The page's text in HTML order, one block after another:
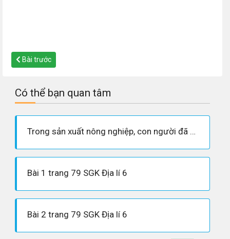
Bài trước
Có thể bạn quan tâm
Trong sản xuất nông nghiệp, con người đã có nhiều biện pháp làm tăng độ phì của đất (làm cho đất tốt). Hãy trình bày một số giải pháp làm tăng độ phì mà em biết.
Bài 1 trang 79 SGK Địa lí 6
Bài 2 trang 79 SGK Địa lí 6